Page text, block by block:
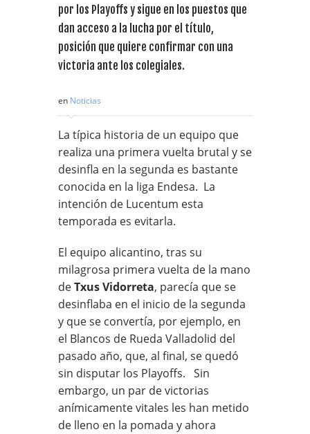
por los Playoffs y sigue en los puestos que
dan acceso a la lucha por el título,
posición que quiere confirmar con una
victoria ante los colegiales.
en Noticias
La típica historia de un equipo que
realiza una primera vuelta brutal y se
desinfla en la segunda es bastante
conocida en la liga Endesa. La
intención de Lucentum esta
temporada es evitarla.
El equipo alicantino, tras su
milagrosa primera vuelta de la mano
deTxus Vidorreta, parecía que se
desinflaba en el inicio de la segunda
y que se convertía, por ejemplo, en
el Blancos de Rueda Valladolid del
pasado año, que, al final, se quedó
sin disputar los Playoffs. Sin
embargo, un par de victorias
anímicamente vitales les han metido
de lleno en la pomada y ahora